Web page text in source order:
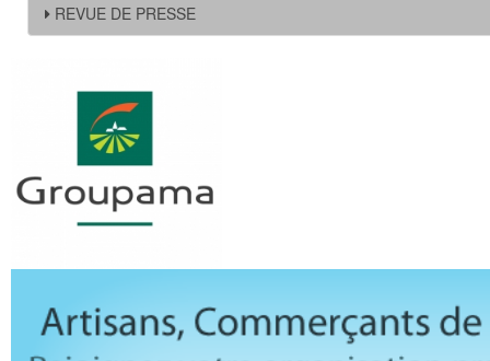
REVUE DE PRESSE